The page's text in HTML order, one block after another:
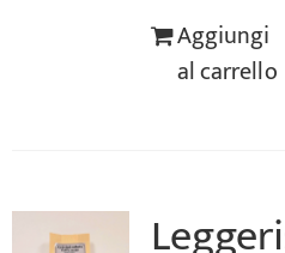
Aggiungi
al carrello